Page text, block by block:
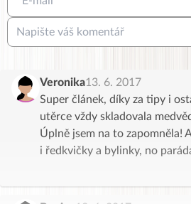
Veronika13. 6. 2017
Super článek, díky za tipy i
utěrce vždy skladovala
Úplně jsem na to zapomněla!
i ředkvičky a bylinky, no